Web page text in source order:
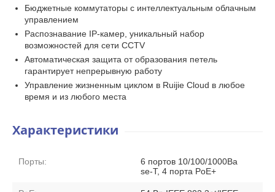
Бюджетные коммутаторы с интеллектуальным облачным
управлением
Распознавание IP-камер, уникальный набор
возможностей для сети CCTV
Автоматическая защита от образования петель
гарантирует непрерывную работу
Управление жизненным циклом в Ruijie Cloud в любое
время и из любого места
Характеристики
Порты:
6 портов 10/100/1000Ba
se-T, 4 порта PoE+